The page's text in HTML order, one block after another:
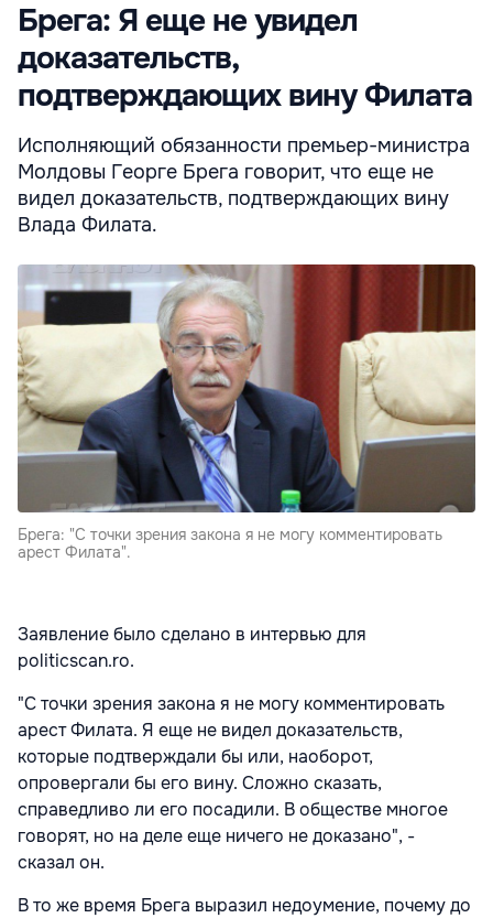
Брега: Я еще не увидел
доказательств,
подтверждающих вину Филата
Исполняющий обязанности премьер-министра
Молдовы Георге Брега говорит, что еще не
видел доказательств, подтверждающих вину
Влада Филата.
Брега: "С точки зрения закона я не могу комментировать
арест Филата".
Заявление было сделано в интервью для
politicscan.ro.
"С точки зрения закона я не могу комментировать
арест Филата. Я еще не видел доказательств,
которые подтверждали бы или, наоборот,
опровергали бы его вину. Сложно сказать,
справедливо ли его посадили. В обществе многое
говорят, но на деле еще ничего не доказано", -
сказал он.
В то же время Брега выразил недоумение, почему до